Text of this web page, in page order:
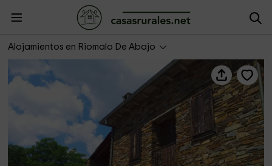
Alojamientos en Riomalo De Abajo
Casa Rural La Jurdana I